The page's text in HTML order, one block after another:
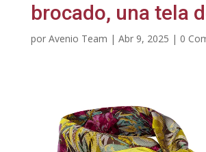
brocado, una tela
por Avenio Team | Abr 9, 2025 | 0